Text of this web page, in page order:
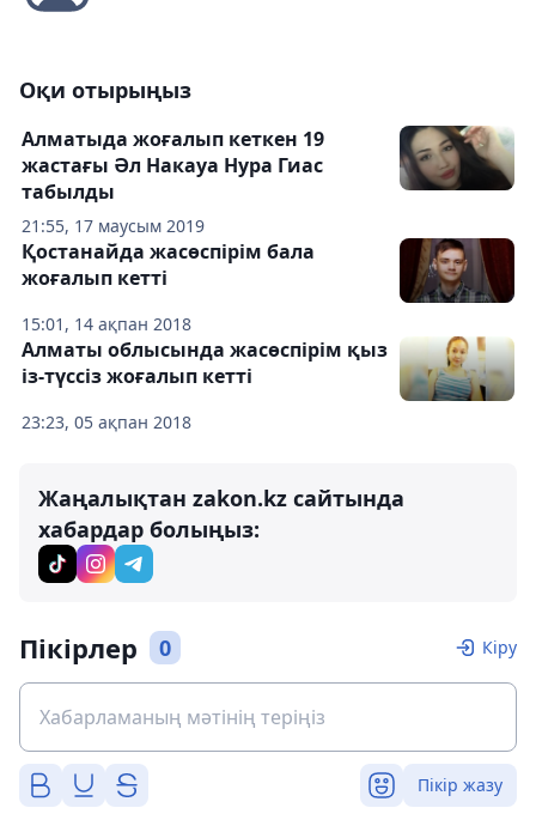
Оқи отырыңыз
21:55, 17 маусым 2019
Алматыда жоғалып кеткен 19
жастағы Әл Накауа Нура Гиас
табылды
15:01, 14 ақпан 2018
Қостанайда жасөспірім бала
жоғалып кетті
23:23, 05 ақпан 2018
Алматы облысында жасөспірім қыз
із-түссіз жоғалып кетті
Жаңалықтан zakon.kz сайтында
хабардар болыңыз:
Пікірлер 0 Кіру
Пікір жазу